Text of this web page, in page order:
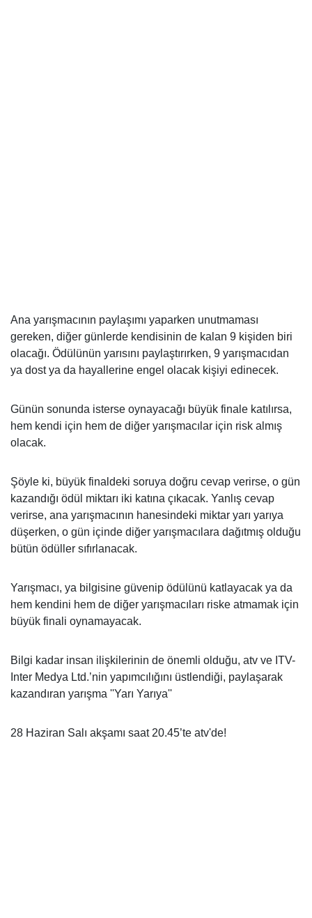
Ana yarışmacının paylaşımı yaparken unutmaması
gereken, diğer günlerde kendisinin de kalan 9 kişiden biri
olacağı. Ödülünün yarısını paylaştırırken, 9 yarışmacıdan
ya dost ya da hayallerine engel olacak kişiyi edinecek.
Günün sonunda isterse oynayacağı büyük finale katılırsa,
hem kendi için hem de diğer yarışmacılar için risk almış
olacak.
Şöyle ki, büyük finaldeki soruya doğru cevap verirse, o gün
kazandığı ödül miktarı iki katına çıkacak. Yanlış cevap
verirse, ana yarışmacının hanesindeki miktar yarı yarıya
düşerken, o gün içinde diğer yarışmacılara dağıtmış olduğu
bütün ödüller sıfırlanacak.
Yarışmacı, ya bilgisine güvenip ödülünü katlayacak ya da
hem kendini hem de diğer yarışmacıları riske atmamak için
büyük finali oynamayacak.
Bilgi kadar insan ilişkilerinin de önemli olduğu, atv ve ITV-
Inter Medya Ltd.’nin yapımcılığını üstlendiği, paylaşarak
kazandıran yarışma ''Yarı Yarıya''
28 Haziran Salı akşamı saat 20.45’te atv'de!